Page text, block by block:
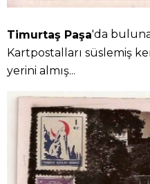
Timurtaş Paşa'da
Kartpostalları süslemiş
yerini almış...